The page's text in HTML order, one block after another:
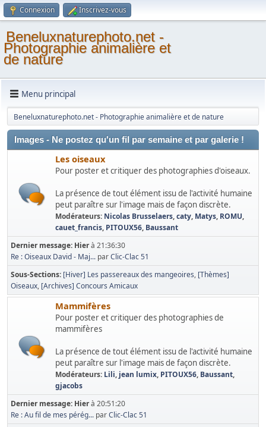
Connexion Inscrivez-vous
Beneluxnaturephoto.net -
Photographie animalière et
de nature
Menu principal
Beneluxnaturephoto.net - Photographie animalière et de nature
Images - Ne postez qu'un fil par semaine et par galerie !
Les oiseaux
Pour poster et critiquer des photographies d'oiseaux.
La présence de tout élément issu de l'activité humaine
peut paraître sur l'image mais de façon discrète.
Modérateurs: Nicolas Brusselaers,caty, Matys, ROMU,
cauet_francis, PITOUX56, Baussant
Dernier message: Hierà 21:36:30
Re : Oiseaux David - Maj... parClic-Clac 51
Sous-Sections [Hiver] Les passereaux des mangeoires [Thèmes]
Oiseaux [Archives] Concours Amicaux
Mammifères
Pour poster et critiquer des photographies de
mammifères
La présence de tout élément issu de l'activité humaine
peut paraître sur l'image mais de façon discrète.
Modérateurs: Lili, jean lumix, PITOUX56, Baussant,
gjacobs
Dernier message: Hierà 20:51:20
Re : Au fil de mes pérég... parClic-Clac 51